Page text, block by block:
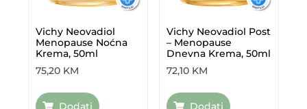
Vichy Neovadiol
Menopause Noćna
Krema, 50ml
75,20 KM
Dodati
Vichy Neovadiol Post
– Menopause
Dnevna Krema, 50ml
72,10 KM
Dodati